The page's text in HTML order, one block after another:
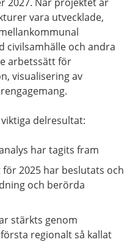
vara utvecklade,
civilsamhälle och andra
arbetssätt för
visualisering av
delresultat:
har tagits fram
2025 har beslutats och
och berörda
stärkts genom
regionalt så kallat